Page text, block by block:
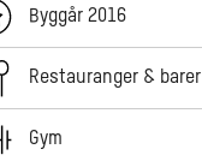
Byggår 2016
Restauranger & barer
Gym